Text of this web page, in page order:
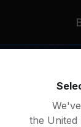
the United